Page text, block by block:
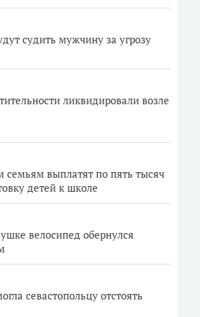
судить мужчину за угрозу
ликвидировали возле
семьям выплатят по пять тысяч
детей к школе
велосипед обернулся
севастопольцу отстоять